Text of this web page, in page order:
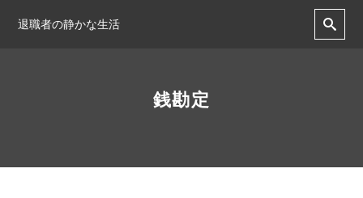
退職者の静かな生活
銭勘定